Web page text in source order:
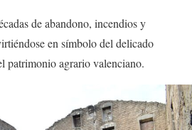
de abandono, incendios y
en símbolo del delicado
patrimonio agrario valenciano.